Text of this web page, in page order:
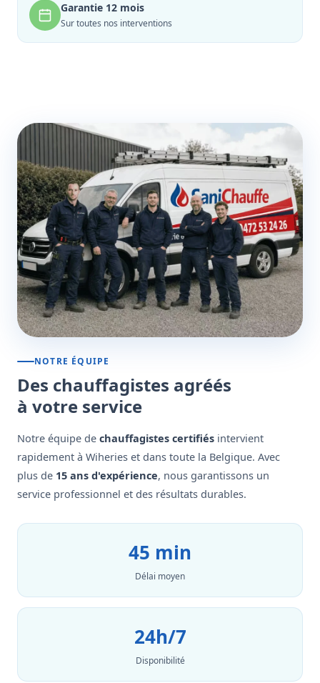
Garantie 12 mois
Sur toutes nos interventions
NOTRE ÉQUIPE
Des chauffagistes agréés
à votre service
Notre équipe de chauffagistes certifiés intervient
rapidement à Wiheries et dans toute la Belgique. Avec
plus de 15 ans d'expérience, nous garantissons un
service professionnel et des résultats durables.
45 min
Délai moyen
24h/7
Disponibilité